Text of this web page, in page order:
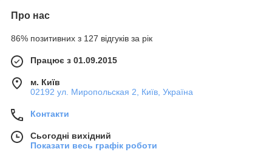
Про нас
86% позитивних з 127 відгуків за рік
Працює з 01.09.2015
м. Київ
02192 ул. Миропольская 2, Київ, Україна
Контакти
Сьогодні вихідний
Показати весь графік роботи